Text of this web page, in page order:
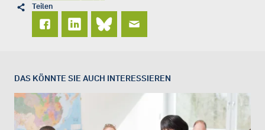
Teilen
DAS KÖNNTE SIE AUCH INTERESSIEREN